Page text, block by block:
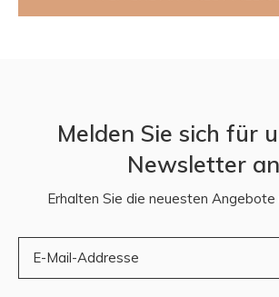
Melden Sie sich für
Newsletter an
Erhalten Sie die neuesten Angebote